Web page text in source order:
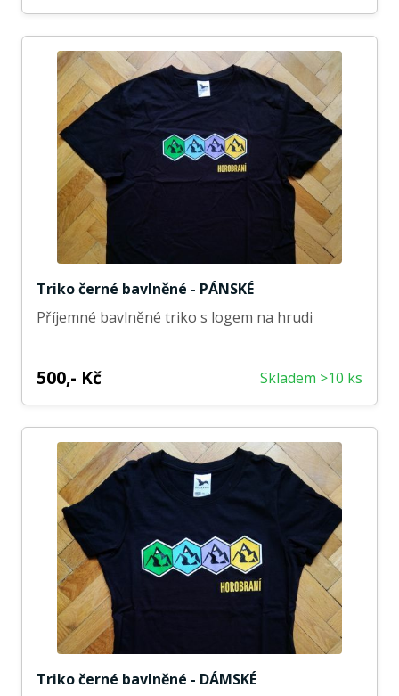
Triko černé bavlněné - PÁNSKÉ
Příjemné bavlněné triko s logem na hrudi
500,- Kč Skladem >10 ks
Triko černé bavlněné - DÁMSKÉ